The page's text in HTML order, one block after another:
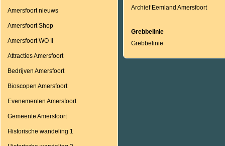
Amersfoort nieuws
Amersfoort Shop
Amersfoort WO II
Attracties Amersfoort
Bedrijven Amersfoort
Bioscopen Amersfoort
Evenementen Amersfoort
Gemeente Amersfoort
Historische wandeling 1
Archief Eemland Amersfoort
Grebbelinie
Grebbelinie